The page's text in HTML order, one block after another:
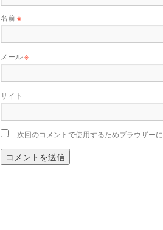
名前※
メール※
サイト
次回のコメントで使用するためブラウザー